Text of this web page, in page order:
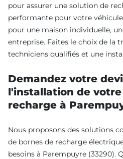
pour assurer une solution de
performante pour votre
pour une maison individuelle,
entreprise. Faites le choix de la
techniciens qualifiés et une
Demandez votre
l'installation de
recharge à
Nous proposons des solutions
de bornes de recharge
besoins à Parempuyre (33290).